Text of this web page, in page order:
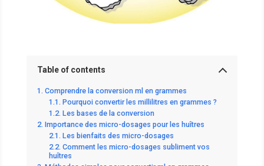
Table of contents
Comprendre la conversion ml en grammes
Pourquoi convertir les millilitres en grammes ?
Les bases de la conversion
Importance des micro-dosages pour les huîtres
Les bienfaits des micro-dosages
Comment les micro-dosages subliment vos
huîtres